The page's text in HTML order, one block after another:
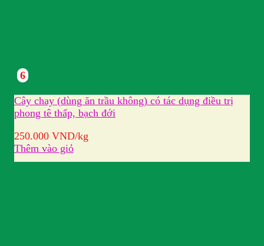
6
Cây chay (dùng ăn trầu không) có tác dụng điều trị
phong tê thấp, bạch đới
250.000 VND/kg
Thêm vào giỏ